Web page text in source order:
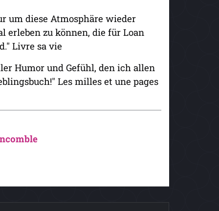
um diese Atmosphäre wieder
erleben zu können, die für Loan
Livre sa vie
Humor und Gefühl, den ich allen
Les milles et une pages